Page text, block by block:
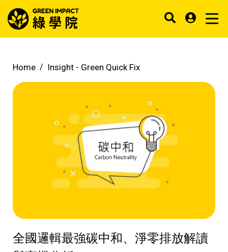
Home Insight - Green Quick Fix
全國邏輯最強碳中和、淨零排放解讀